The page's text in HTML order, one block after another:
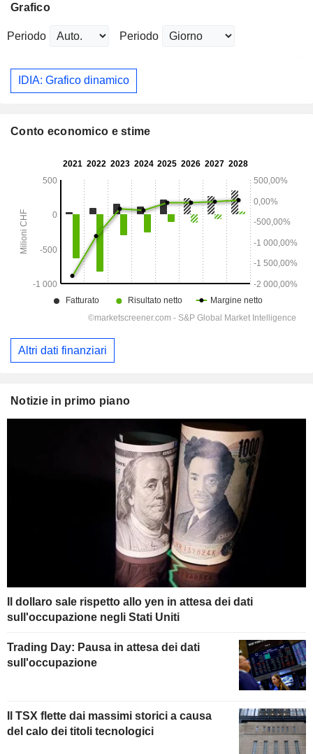
Grafico
Periodo Periodo
IDIA: Grafico dinamico
Conto economico e stime
Altri dati finanziari
Notizie in primo piano
Il dollaro sale rispetto allo yen in attesa dei dati
sull'occupazione negli Stati Uniti
Trading Day: Pausa in attesa dei dati
sull'occupazione
Il TSX flette dai massimi storici a causa
del calo dei titoli tecnologici